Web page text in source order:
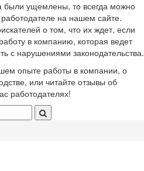
были ущемлены, то всегда можно
работодателе на нашем сайте.
о том, что их ждет, если
в компанию, которая ведет
с нарушениями законодательства.
опыте работы в компании, о
или читайте отзывы об
работодателях!